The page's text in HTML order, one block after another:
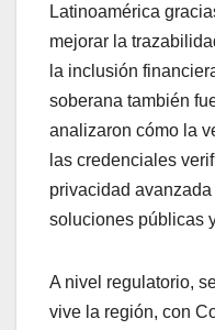
Latinoamérica
mejorar la
la inclusión
soberana también
analizaron cómo la
las credenciales
privacidad
soluciones públicas
A nivel regulatorio,
vive la región, con